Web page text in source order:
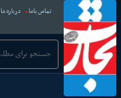
تماس باما درباره ما